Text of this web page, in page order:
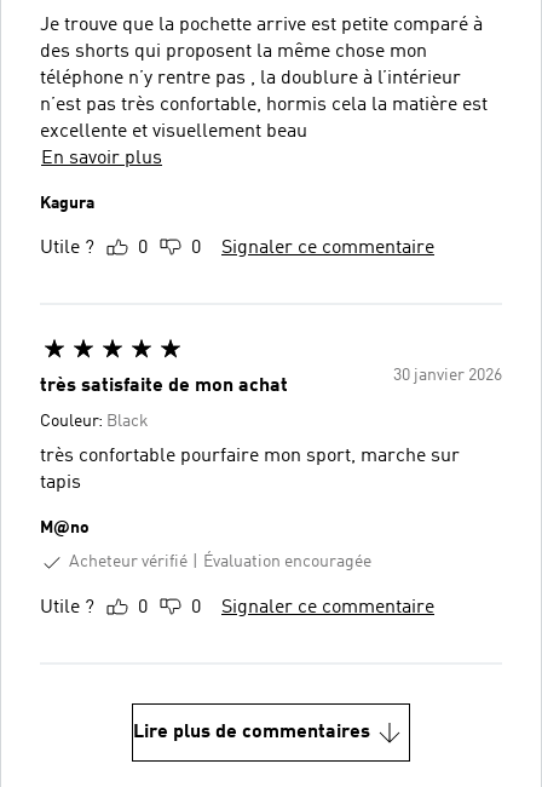
Je trouve que la pochette arrive est petite comparé à
des shorts qui proposent la même chose mon
téléphone n’y rentre pas , la doublure à l’intérieur
n’est pas très confortable, hormis cela la matière est
excellente et visuellement beau
En savoir plus
Kagura
Utile ? 0 0 Signaler ce commentaire
30 janvier 2026
très satisfaite de mon achat
Couleur: Black
très confortable pourfaire mon sport, marche sur
tapis
M@no
Acheteur vérifié
Évaluation encouragée
Utile ? 0 0 Signaler ce commentaire
Lire plus de commentaires